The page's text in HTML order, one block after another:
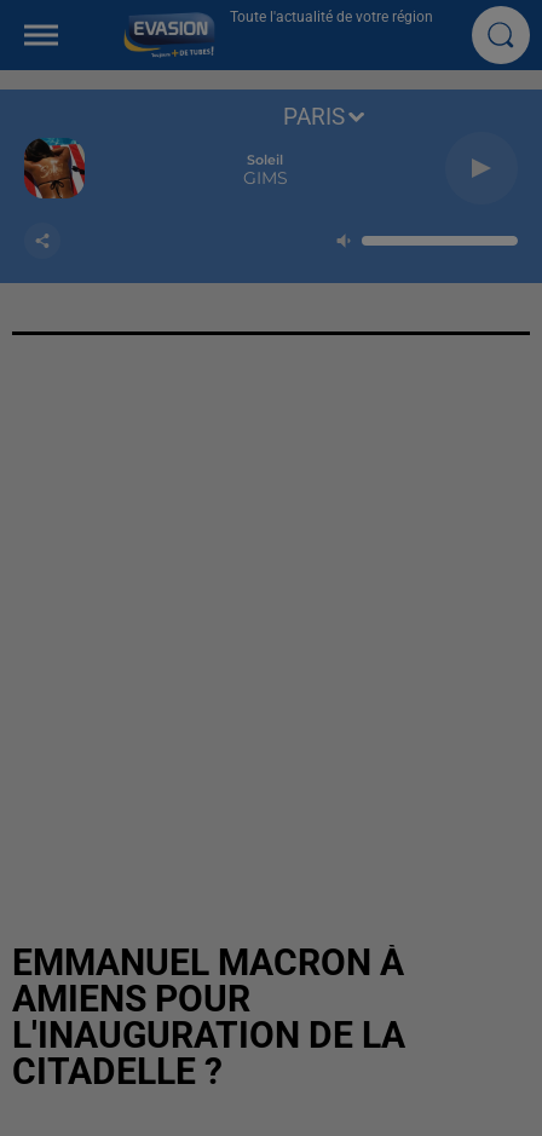
Toute l'actualité de votre région
Soleil
GIMS
PARIS
EMMANUEL MACRON À
AMIENS POUR
L'INAUGURATION DE LA
CITADELLE ?